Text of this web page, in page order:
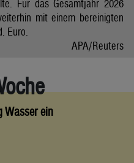
Für das Gesamtjahr 2026
mit einem bereinigten
Euro.
APA/Reuters
Wasser ein